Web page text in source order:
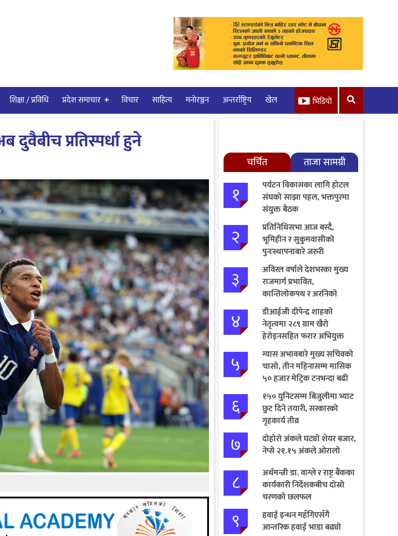
शिक्षा / प्रविधि प्रदेश समाचार विचार साहित्य मनाेरञ्जन अन्तर्राष्ट्रिय खेल भिडियो
दुवैबीच प्रतिस्पर्धा हुने
चर्चित ताजा सामग्री
१
पर्यटन विकासका लागि होटल
संघको साझा पहल, भक्तपुरमा
संयुक्त बैठक
२
प्रतिनिधिसभा आज बस्दै,
भूमिहीन र सुकुमवासीको
पुनःस्थापनाबारे जरुरी
प्रस्तावमाथि छलफल हुने
३
अविरल वर्षाले देशभरका मुख्य
राजमार्ग प्रभावित,
कान्तिलोकपथ र अरनिको
राजमार्ग पूर्ण अवरुद्ध
४
डीआईजी दीपेन्द्र शाहको
नेतृत्वमा २८९ ग्राम खैरो
हेरोइनसहित फरार अभियुक्त
पक्राउ
५
ग्यास अभावबारे मुख्य सचिवको
चासो, तीन महिनासम्म मासिक
५० हजार मेट्रिक टनभन्दा बढी
आयात गर्ने निर्णय
६
१५० युनिटसम्म बिजुलीमा भ्याट
छुट दिने तयारी, सरकारको
गृहकार्य तीव्र
७
दोहोरो अंकले घट्यो शेयर बजार,
नेप्से २१.१५ अंकले ओरालो
८
अर्थमन्त्री डा. वाग्ले र राष्ट्र बैंकका
कार्यकारी निर्देशकबीच दोस्रो
चरणको छलफल
९
हवाई इन्धन महँगिएसँगै
आन्तरिक हवाई भाडा बढ्यो